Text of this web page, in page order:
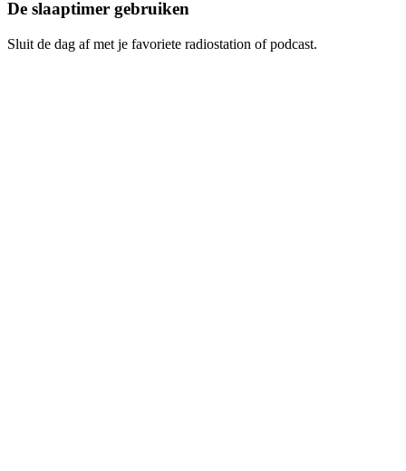
De slaaptimer gebruiken
Sluit de dag af met je favoriete radiostation of podcast.